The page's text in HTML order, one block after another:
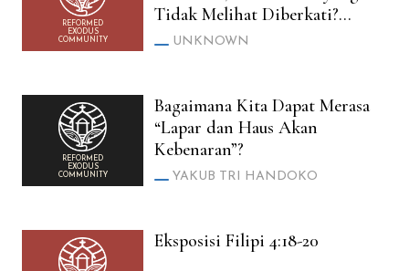
REFORMED
EXODUS
COMMUNITY
Tidak Melihat Diberkati?
(Luk. 10:23 vs Yoh. 20:29)
UNKNOWN
REFORMED
EXODUS
COMMUNITY
Bagaimana Kita Dapat Merasa
“Lapar dan Haus Akan
Kebenaran”?
YAKUB TRI HANDOKO
Eksposisi Filipi 4:18-20